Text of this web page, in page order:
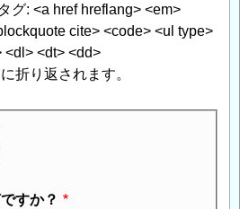
グ: <a href hreflang> <em>
cite> <code> <ul type>
<dl> <dt> <dd>
折り返されます。
すか？